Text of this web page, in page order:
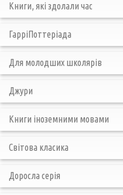
Книги, які здолали час
ГарріПоттеріада
Для молодших школярів
Джури
Книги іноземними мовами
Світова класика
Доросла серія